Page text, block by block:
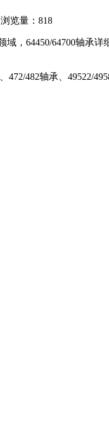
览量：818
，64450/64700轴承
482轴承、49522/